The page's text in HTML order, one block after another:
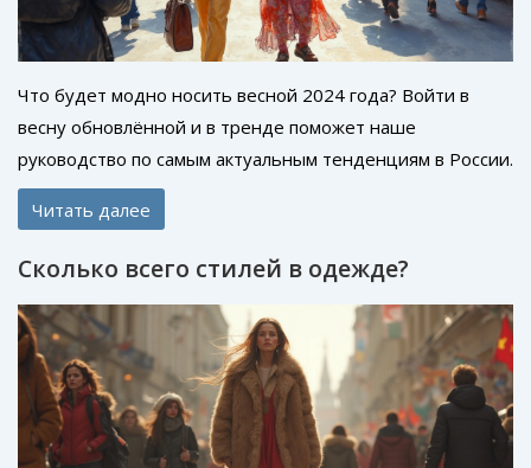
Что будет модно носить весной 2024 года? Войти в
весну обновлённой и в тренде поможет наше
руководство по самым актуальным тенденциям в России.
От ярких принтов до удобных тканей — вот что будет
популярно в ближайшие месяцы. Эксперты из индустрии
моды уже предлагают несколько необычных идей и
стилистических решений на весну. Читайте дальше,
чтобы вооружиться всеми необходимыми знаниями о
свежих веяниях моды.
Читать далее
Сколько всего стилей в одежде?